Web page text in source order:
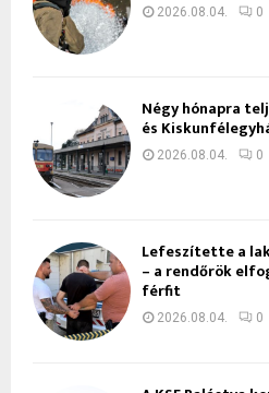
2026.08.04. 0
Négy hónapra
és
2026.08.04. 0
Lefeszítette a
– a rendőrök
férfit
2026.08.04. 0